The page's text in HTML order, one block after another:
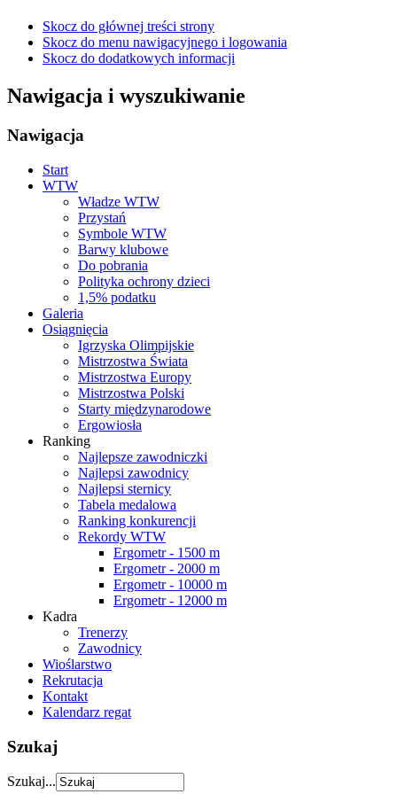
Skocz do głównej treści strony
Skocz do menu nawigacyjnego i logowania
Skocz do dodatkowych informacji
Nawigacja i wyszukiwanie
Nawigacja
Start
WTW
Władze WTW
Przystań
Symbole WTW
Barwy klubowe
Do pobrania
Polityka ochrony dzieci
1,5% podatku
Galeria
Osiągnięcia
Igrzyska Olimpijskie
Mistrzostwa Świata
Mistrzostwa Europy
Mistrzostwa Polski
Starty międzynarodowe
Ergowiosła
Ranking
Najlepsze zawodniczki
Najlepsi zawodnicy
Najlepsi sternicy
Tabela medalowa
Ranking konkurencji
Rekordy WTW
Ergometr - 1500 m
Ergometr - 2000 m
Ergometr - 10000 m
Ergometr - 12000 m
Kadra
Trenerzy
Zawodnicy
Wioślarstwo
Rekrutacja
Kontakt
Kalendarz regat
Szukaj
Szukaj...